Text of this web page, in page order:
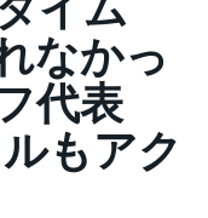
なかっ
代表
ルもアク